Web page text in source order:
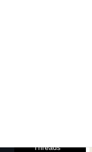
Threads